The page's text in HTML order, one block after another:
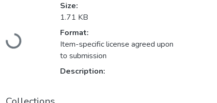
Loading...
Size:
1.71 KB
Format:
Item-specific license agreed upon
to submission
Description: